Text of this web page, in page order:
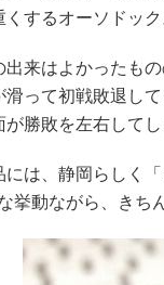
くするオーソドック
来はよかったもの
滑って初戦敗退し
が勝敗を左右してし
は、静岡らしく「
挙動ながら、きち